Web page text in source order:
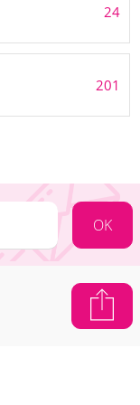
24
201
OK